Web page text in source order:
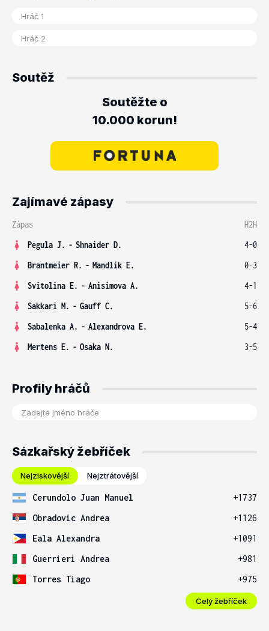
Soutěž
Soutěžte o
10.000 korun!
Zajímavé zápasy
Zápas
H2H
Pegula J. - Shnaider D.
4-0
Brantmeier R. - Mandlik E.
0-3
Svitolina E. - Anisimova A.
4-1
Sakkari M. - Gauff C.
5-6
Sabalenka A. - Alexandrova E.
5-4
Mertens E. - Osaka N. 3-5
Profily hráčů
Sázkařský žebříček
Nejziskovější Nejztrátovější
Cerundolo Juan Manuel
+1737
Obradovic Andrea
+1126
Eala Alexandra
+1091
Guerrieri Andrea
+981
Torres Tiago
+975
Celý žebříček